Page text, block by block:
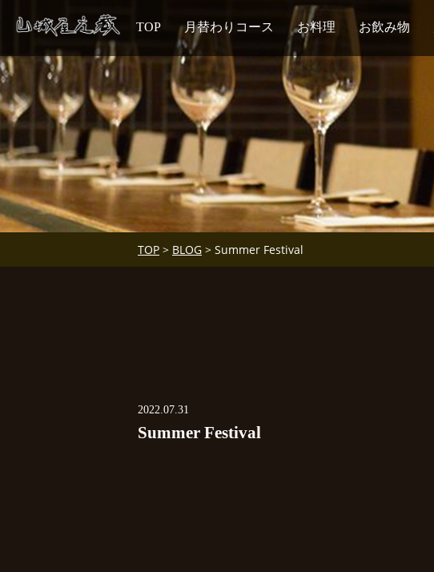
TOP 月替わりコース お料理 お飲み物
TOP > BLOG > Summer Festival
2022.07.31
Summer Festival